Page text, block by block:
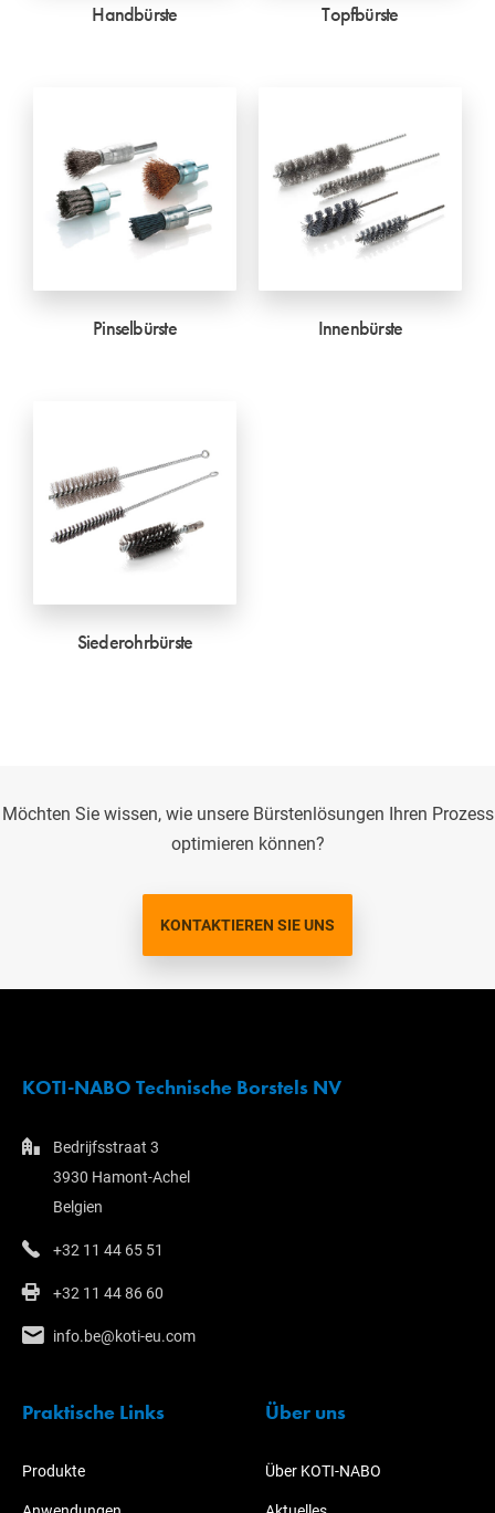
Handbürste Topfbürste
Pinselbürste Innenbürste
Siederohrbürste
Möchten Sie wissen, wie unsere Bürstenlösungen Ihren Prozess
optimieren können?
KONTAKTIEREN SIE UNS
KOTI-NABO Technische Borstels NV
Bedrijfsstraat 3
3930 Hamont-Achel
Belgien
+32 11 44 65 51
+32 11 44 86 60
info.be@koti-eu.com
Praktische Links
Produkte
Über uns
Über KOTI-NABO